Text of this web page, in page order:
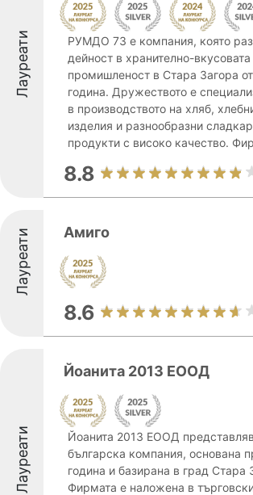
Лауреати
РУМДО 73 е компания, която
дейност в хранително-вкусовата
промишленост в Стара Загора
година. Дружеството е
в производството на хляб,
изделия и разнообразни
продукти с високо качество.
8.8
Лауреати Амиго
8.6
Лауреати
Йоанита 2013 ЕООД
Йоанита 2013 ЕООД
българска компания, основана
година и базирана в град Стара
Фирмата е наложена в